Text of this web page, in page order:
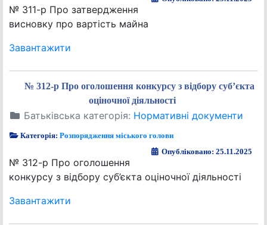
№ 311-р Про затвердження
висновку про вартість майна
Завантажити
№ 312-р Про оголошення конкурсу з відбору суб’єкта
оціночної діяльності
Батьківська категорія: Нормативні документи
Категорія:Розпорядження міського голови
Опубліковано: 25.11.2025
№ 312-р Про оголошення
конкурсу з відбору суб’єкта оціночної діяльності
Завантажити